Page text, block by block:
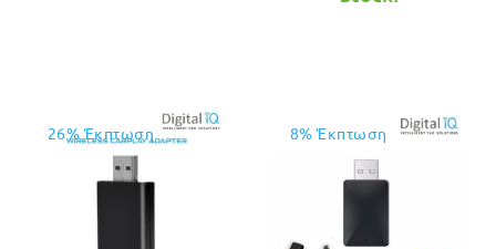
26% Έκπτωση 8% Έκπτωση